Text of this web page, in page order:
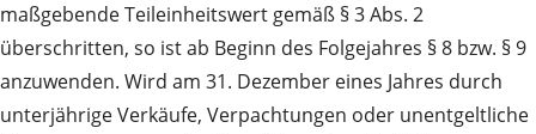
maßgebende Teileinheitswert gemäß § 3 Abs. 2
überschritten, so ist ab Beginn des Folgejahres § 8 bzw. § 9
anzuwenden. Wird am 31. Dezember eines Jahres durch
unterjährige Verkäufe, Verpachtungen oder unentgeltliche